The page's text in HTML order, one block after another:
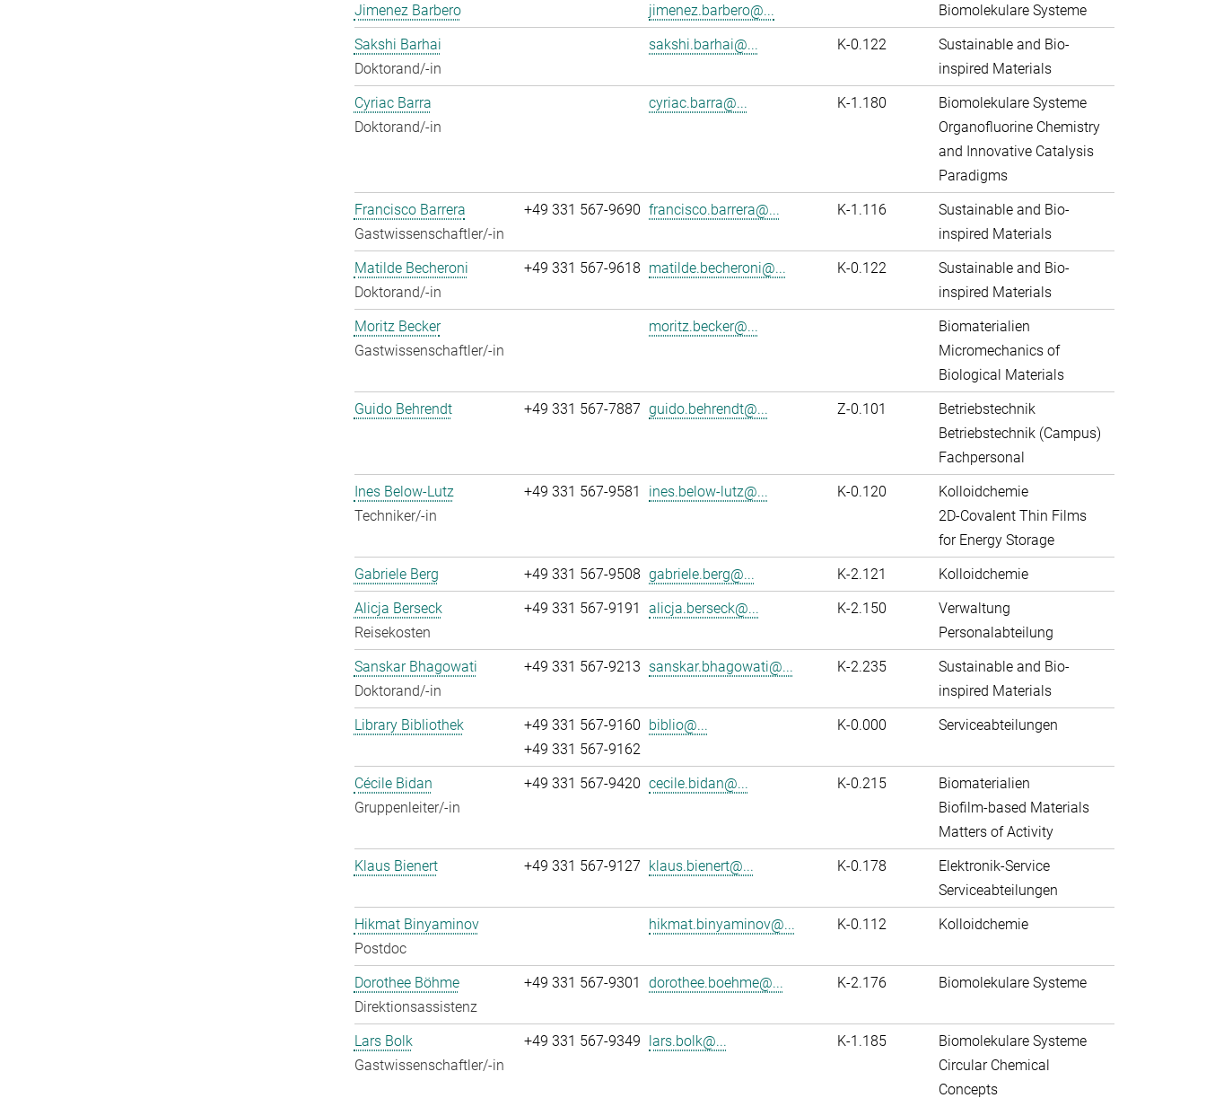
Jimenez Barbero jimenez.barbero@...
Biomolekulare Systeme
Sakshi Barhai
Doktorand/-in
sakshi.barhai@... K-0.122
Sustainable and Bio-
inspired Materials
Cyriac Barra
Doktorand/-in
cyriac.barra@... K-1.180
Biomolekulare Systeme
Organofluorine Chemistry
and Innovative Catalysis
Paradigms
Francisco Barrera
Gastwissenschaftler/-in
+49 331 567-9690 francisco.barrera@... K-1.116
Sustainable and Bio-
inspired Materials
Matilde Becheroni
Doktorand/-in
+49 331 567-9618 matilde.becheroni@... K-0.122
Sustainable and Bio-
inspired Materials
Moritz Becker
Gastwissenschaftler/-in
moritz.becker@...
Biomaterialien
Micromechanics of
Biological Materials
Guido Behrendt
+49 331 567-7887 guido.behrendt@... Z-0.101
Betriebstechnik
Betriebstechnik (Campus)
Fachpersonal
Ines Below-Lutz
Techniker/-in
+49 331 567-9581 ines.below-lutz@... K-0.120
Kolloidchemie
2D-Covalent Thin Films
for Energy Storage
Gabriele Berg
+49 331 567-9508 gabriele.berg@... K-2.121
Kolloidchemie
Alicja Berseck
Reisekosten
+49 331 567-9191 alicja.berseck@... K-2.150
Verwaltung
Personalabteilung
Sanskar Bhagowati
Doktorand/-in
+49 331 567-9213 sanskar.bhagowati@... K-2.235
Sustainable and Bio-
inspired Materials
Library Bibliothek
+49 331 567-9160
+49 331 567-9162
biblio@... K-0.000 Serviceabteilungen
Cécile Bidan
Gruppenleiter/-in
+49 331 567-9420 cecile.bidan@... K-0.215
Biomaterialien
Biofilm-based Materials
Matters of Activity
Klaus Bienert
+49 331 567-9127 klaus.bienert@... K-0.178
Elektronik-Service
Serviceabteilungen
Hikmat Binyaminov
Postdoc
hikmat.binyaminov@... K-0.112 Kolloidchemie
Dorothee Böhme
Direktionsassistenz
+49 331 567-9301 dorothee.boehme@... K-2.176 Biomolekulare Systeme
Lars Bolk
Gastwissenschaftler/-in
+49 331 567-9349 lars.bolk@... K-1.185
Biomolekulare Systeme
Circular Chemical
Concepts